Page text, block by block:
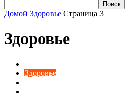
Домой Здоровье Страница 3
Здоровье
Здоровье